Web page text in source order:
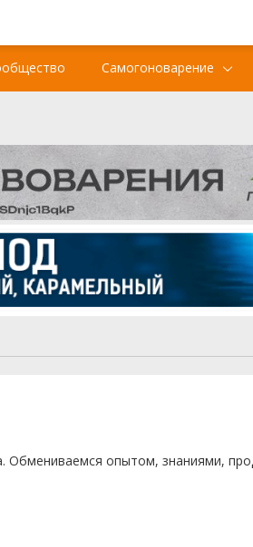
Самогоноварение
Обмениваемся опытом, знаниями,